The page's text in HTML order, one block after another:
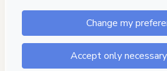
Approved content